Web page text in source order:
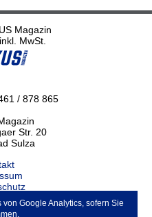
Magazin
MwSt.
/ 878 865
Str. 20
Sulza
Google Analytics, sofern Sie